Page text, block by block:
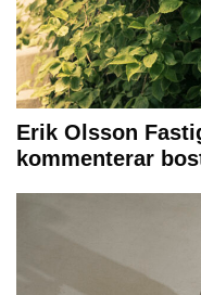
Erik Olsson
kommenterar